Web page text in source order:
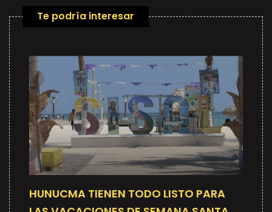
Te podría interesar
HUNUCMA TIENEN TODO LISTO PARA